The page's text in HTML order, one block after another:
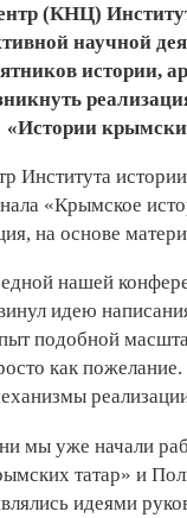
(КНЦ)
научной
истории,
Института
«Крымское
на основе
нашей
идею
подобной
как
мы уже начали
татар» и
идеями